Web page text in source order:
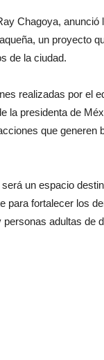
Chagoya, anunció
un proyecto
de la ciudad.
realizadas por el
la presidenta de
que generen
un espacio
para fortalecer los
adultas de